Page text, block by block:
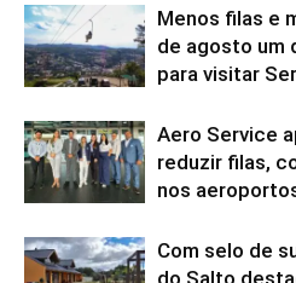
Menos filas e
de agosto um
para visitar
Aero Service
reduzir filas,
nos
Com selo de
do Salto